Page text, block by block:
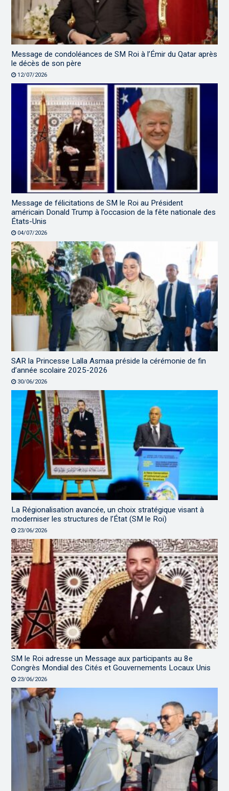
Message de condoléances de SM Roi à l’Émir du Qatar après
le décès de son père
12/07/2026
Message de félicitations de SM le Roi au Président
américain Donald Trump à l’occasion de la fête nationale des
États-Unis
04/07/2026
SAR la Princesse Lalla Asmaa préside la cérémonie de fin
d’année scolaire 2025-2026
30/06/2026
La Régionalisation avancée, un choix stratégique visant à
moderniser les structures de l’État (SM le Roi)
23/06/2026
SM le Roi adresse un Message aux participants au 8e
Congrès Mondial des Cités et Gouvernements Locaux Unis
23/06/2026